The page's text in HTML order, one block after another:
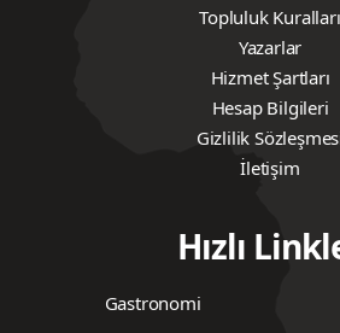
Topluluk Kuralları
Yazarlar
Hizmet Şartları
Hesap Bilgileri
Gizlilik
İletişim
Hızlı
Gastronomi